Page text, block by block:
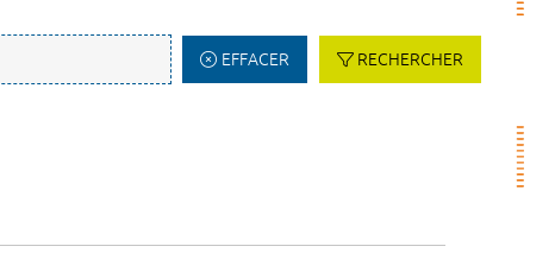
EFFACER RECHERCHER